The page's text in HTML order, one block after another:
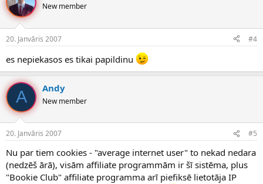
New member
20. Janvāris 2007 #4
es nepiekasos es tikai papildinu
A Andy
New member
20. Janvāris 2007 #5
Nu par tiem cookies - "average internet user" to nekad nedara
(nedzēš ārā), visām affiliate programmām ir šī sistēma, plus
"Bookie Club" affiliate programma arī piefiksē lietotāja IP